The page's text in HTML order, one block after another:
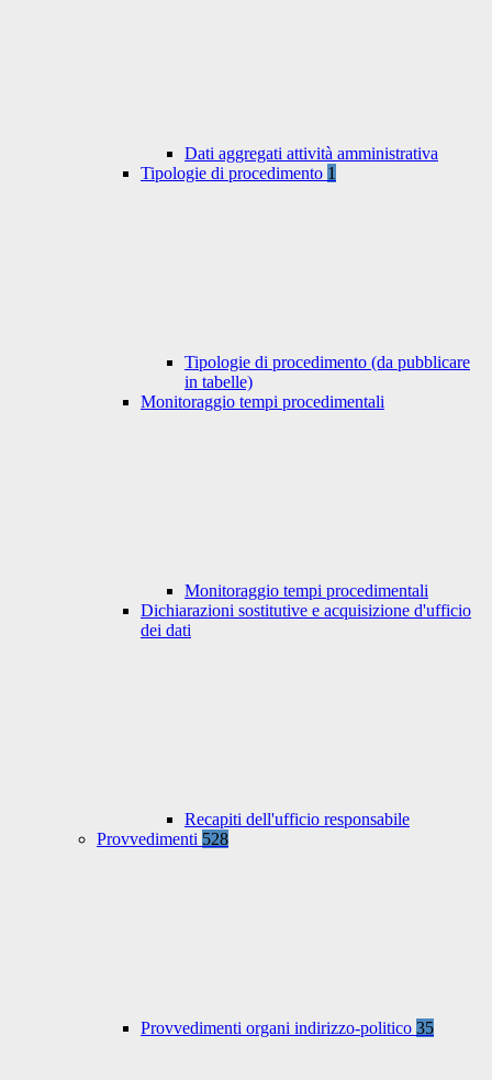
Dati aggregati attività amministrativa
Tipologie di procedimento 1
Tipologie di procedimento (da pubblicare
in tabelle)
Monitoraggio tempi procedimentali
Monitoraggio tempi procedimentali
Dichiarazioni sostitutive e acquisizione d'ufficio
dei dati
Recapiti dell'ufficio responsabile
Provvedimenti 528
Provvedimenti organi indirizzo-politico 35